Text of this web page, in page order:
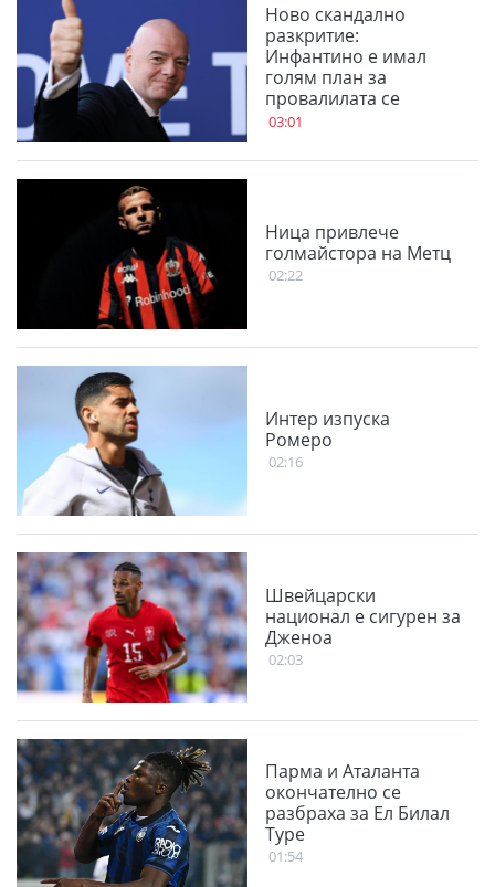
Ново скандално
разкритие:
Инфантино е имал
голям план за
провалилата се
Суперлига
03:01
Ница привлече
голмайстора на Метц
02:22
Интер изпуска
Ромеро
02:16
Швейцарски
национал е сигурен за
Дженоа
02:03
Парма и Аталанта
окончателно се
разбраха за Ел Билал
Туре
01:54